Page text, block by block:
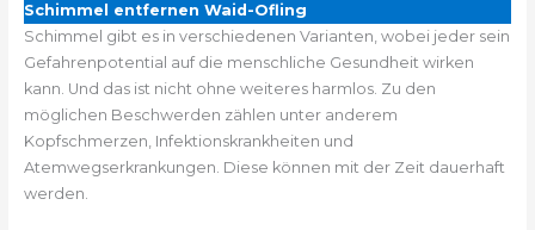
Schimmel entfernen Waid-Ofling
Schimmel gibt es in verschiedenen Varianten, wobei jeder sein
Gefahrenpotential auf die menschliche Gesundheit wirken
kann. Und das ist nicht ohne weiteres harmlos. Zu den
möglichen Beschwerden zählen unter anderem
Kopfschmerzen, Infektionskrankheiten und
Atemwegserkrankungen. Diese können mit der Zeit dauerhaft
werden.